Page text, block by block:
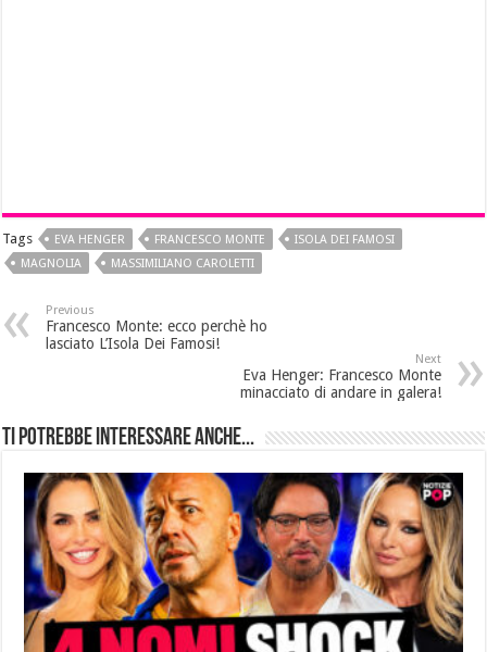
Tags EVA HENGER FRANCESCO MONTE
ISOLA DEI FAMOSI
MAGNOLIA
MASSIMILIANO CAROLETTI
Previous
Francesco Monte: ecco perchè ho
lasciato L’Isola Dei Famosi!
Next
Eva Henger: Francesco Monte
minacciato di andare in galera!
Ti potrebbe interessare anche...